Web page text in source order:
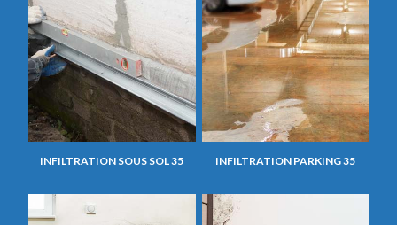
INFILTRATION SOUS SOL 35 INFILTRATION PARKING 35